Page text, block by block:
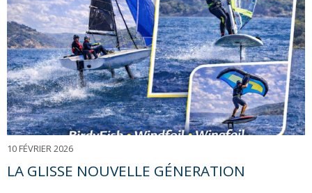
10 FÉVRIER 2026
LA GLISSE NOUVELLE GÉNERATION